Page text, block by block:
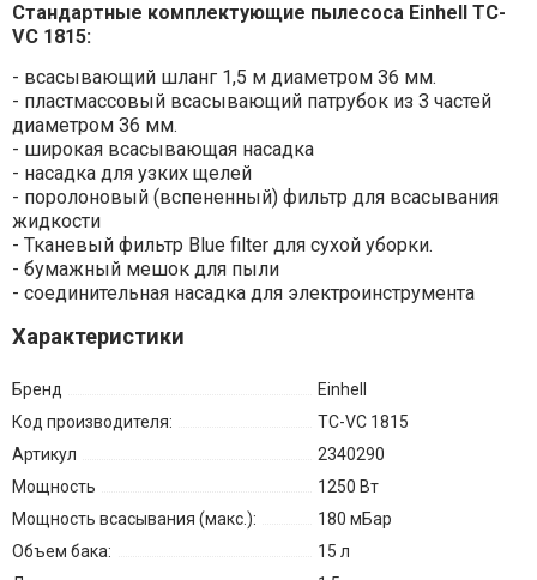
Стандартные комплектующие пылесоса Einhell TC-
VC 1815:
- всасывающий шланг 1,5 м диаметром 36 мм.
- пластмассовый всасывающий патрубок из 3 частей
диаметром 36 мм.
- широкая всасывающая насадка
- насадка для узких щелей
- поролоновый (вспененный) фильтр для всасывания
жидкости
- Тканевый фильтр Blue filter для сухой уборки.
- бумажный мешок для пыли
- соединительная насадка для электроинструмента
Характеристики
Бренд
Einhell
Код производителя:
TC-VC 1815
Артикул
2340290
Мощность
1250 Вт
Мощность всасывания (макс.):
180 мБар
Объем бака:
15 л